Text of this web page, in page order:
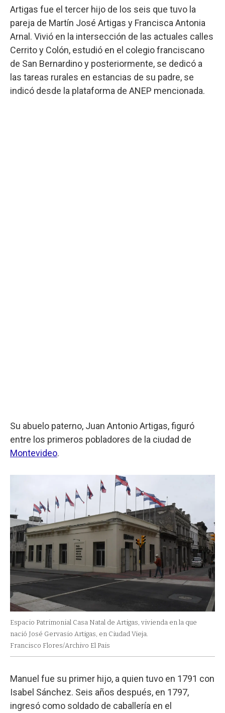
Artigas fue el tercer hijo de los seis que tuvo la
pareja de Martín José Artigas y Francisca Antonia
Arnal. Vivió en la intersección de las actuales calles
Cerrito y Colón, estudió en el colegio franciscano
de San Bernardino y posteriormente, se dedicó a
las tareas rurales en estancias de su padre, se
indicó desde la plataforma de ANEP mencionada.
Su abuelo paterno, Juan Antonio Artigas, figuró
entre los primeros pobladores de la ciudad de
Montevideo.
Espacio Patrimonial Casa Natal de Artigas, vivienda en la que
nació José Gervasio Artigas, en Ciudad Vieja.
Francisco Flores/Archivo El Pais
Manuel fue su primer hijo, a quien tuvo en 1791 con
Isabel Sánchez. Seis años después, en 1797,
ingresó como soldado de caballería en el